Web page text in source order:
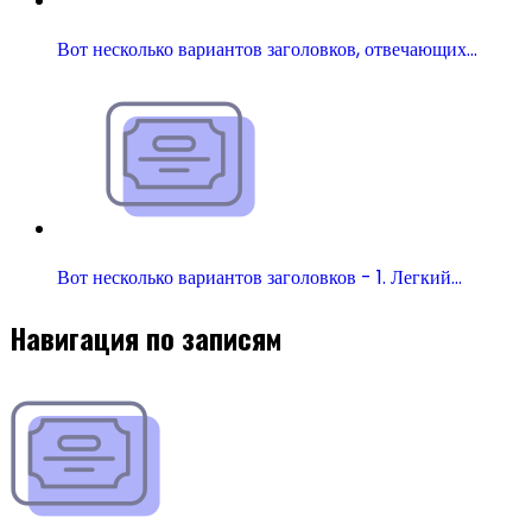
Вот несколько вариантов заголовков, отвечающих…
Вот несколько вариантов заголовков - 1. Легкий…
Навигация по записям